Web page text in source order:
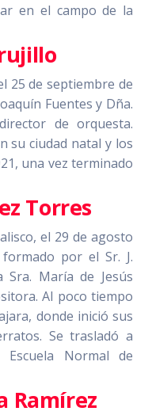
en el campo de la
25 de septiembre de
Fuentes y Dña.
de orquesta.
su ciudad natal y los
una vez terminado
Torres
el 29 de agosto
por el Sr. J.
Sra. María de Jesús
Al poco tiempo
donde inició sus
Se trasladó a
Normal de
Ramírez